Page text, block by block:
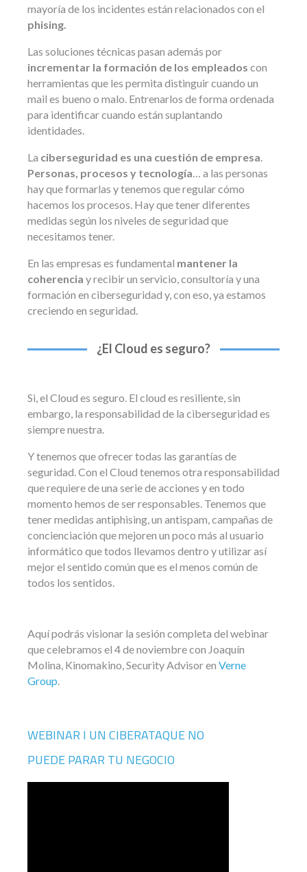
mayoría de los incidentes están relacionados con el
phising.
Las soluciones técnicas pasan además por
incrementar la formación de los empleados con
herramientas que les permita distinguir cuando un
mail es bueno o malo. Entrenarlos de forma ordenada
para identificar cuando están suplantando
identidades.
La ciberseguridad es una cuestión de empresa
Personas, procesos y tecnología … a las personas
hay que formarlas y tenemos que regular cómo
hacemos los procesos. Hay que tener diferentes
medidas según los niveles de seguridad que
necesitamos tener.
En las empresas es fundamental mantener la
coherencia y recibir un servicio, consultoría y una
formación en ciberseguridad y, con eso, ya estamos
creciendo en seguridad.
¿El Cloud es seguro?
Si, el Cloud es seguro. El cloud es resiliente, sin
embargo, la responsabilidad de la ciberseguridad es
siempre nuestra.
Y tenemos que ofrecer todas las garantías de
seguridad. Con el Cloud tenemos otra responsabilidad
que requiere de una serie de acciones y en todo
momento hemos de ser responsables. Tenemos que
tener medidas antiphising, un antispam, campañas de
concienciación que mejoren un poco más al usuario
informático que todos llevamos dentro y utilizar así
mejor el sentido común que es el menos común de
todos los sentidos.
Aquí podrás visionar la sesión completa del webinar
que celebramos el 4 de noviembre con Joaquín
Molina, Kinomakino, Security Advisor en Verne
Group
WEBINAR I UN CIBERATAQUE NO
PUEDE PARAR TU NEGOCIO